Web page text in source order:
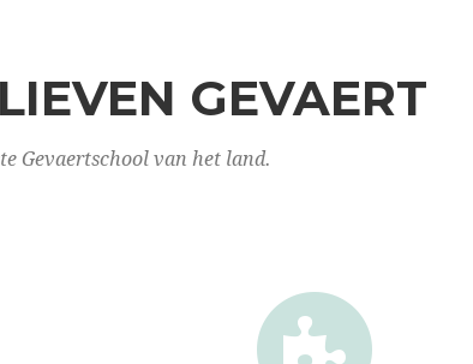
GEVAERT
Gevaertschool van het land.